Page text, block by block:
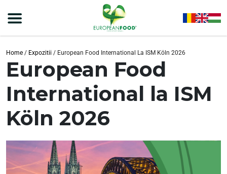
Home / Expozitii / European Food International La ISM Köln 2026
European Food
International la ISM
Köln 2026